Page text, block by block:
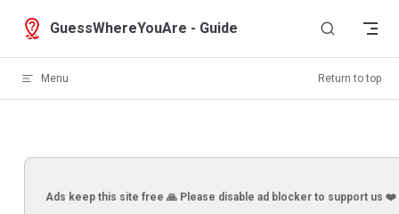
Skip to content
GuessWhereYouAre - Guide
Menu Return to top
Ads keep this site free 🙏 Please disable ad blocker to support us ❤️